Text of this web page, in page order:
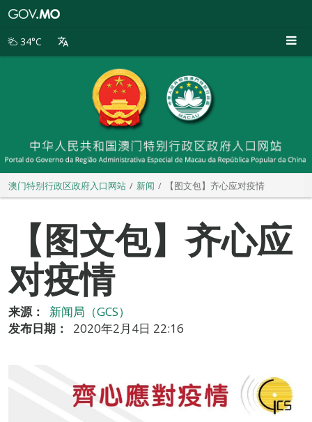
别
34°C
澳门特别行政区政府入口网站 新闻 【图文包】齐心应对疫情
【图文包】齐心应
对疫情
来源：
新闻局（GCS）
发布日期：
2020年2月4日 22:16